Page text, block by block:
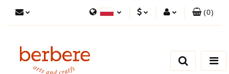
English
Dodaj zgłoszenie
(0)